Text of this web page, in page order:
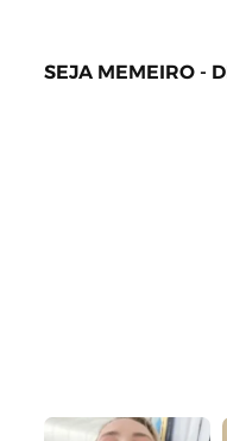
SEJA MEMEIRO -